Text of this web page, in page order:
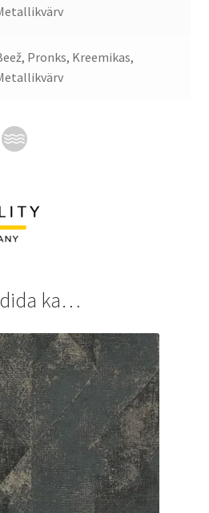
Pronks, Kreemikas,
ka…